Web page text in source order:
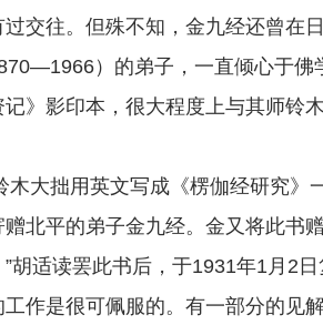
交往。但殊不知，金九经还曾在
）的弟子，一直倾心于佛
》影印本，很大程度上与其师铃
拙用英文写成《楞伽经研究》
北平的弟子金九经。金又将此书
胡适读罢此书后，于1931年1月2
作是很可佩服的。有一部分的见